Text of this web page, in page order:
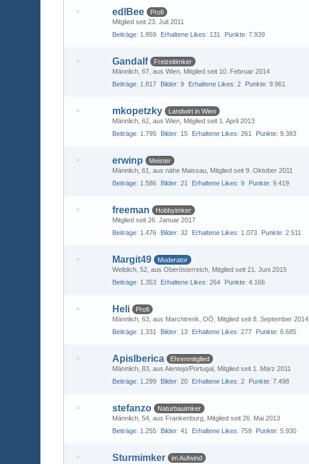
edlBee
Profi
Mitglied seit 23. Juli 2011
Beiträge 1.859 Erhaltene Likes 131 Punkte 7.939
Gandalf
Freizeitimker
Männlich 67 aus Wien Mitglied seit 10. Februar 2014
Beiträge 1.817 Bilder 9 Erhaltene Likes 2 Punkte 9.961
mkopetzky
Landwirt in Wien
Männlich 62 aus Wien Mitglied seit 1. April 2013
Beiträge 1.795 Bilder 15 Erhaltene Likes 261 Punkte 9.383
erwinp
Meister
Männlich 61 aus nähe Maissau Mitglied seit 9. Oktober 2011
Beiträge 1.586 Bilder 21 Erhaltene Likes 9 Punkte 9.419
freeman
Hobbyimker
Mitglied seit 26. Januar 2017
Beiträge 1.476 Bilder 32 Erhaltene Likes 1.073 Punkte 2.511
Margit49
Moderator
Weiblich 52 aus Oberösterreich Mitglied seit 21. Juni 2015
Beiträge 1.353 Erhaltene Likes 264 Punkte 4.166
Heli
Profi
Männlich 63 aus Marchtrenk, OÖ
Mitglied seit 8. September 2014
Beiträge 1.331 Bilder 13 Erhaltene Likes 277 Punkte 6.685
ApisIberica
Ehrenmitglied
Männlich 83 aus Alentejo/Portugal Mitglied seit 1. März 2011
Beiträge 1.299 Bilder 20 Erhaltene Likes 2 Punkte 7.498
stefanzo
Naturbauimker
Männlich 54 aus Frankenburg Mitglied seit 26. Mai 2013
Beiträge 1.255 Bilder 41 Erhaltene Likes 759 Punkte 5.930
Sturmimker
im Aufwind